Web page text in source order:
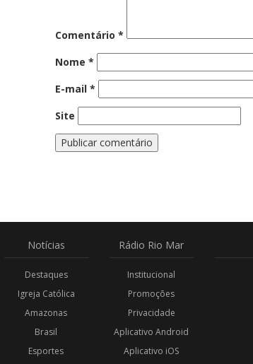
Comentário *
Nome *
E-mail *
Site
Notícias
Destaques
Igreja Católica
Amazonas
Brasil
Esportes
Rádio Rio Mar
Institucional
Promoções
Privacidade
Aplicativo Android
Aplicativo iOS